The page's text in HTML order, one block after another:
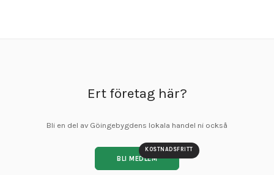
Ert företag här?
Bli en del av Göingebygdens lokala handel ni också
BLI MEDLEM
KOSTNADSFRITT